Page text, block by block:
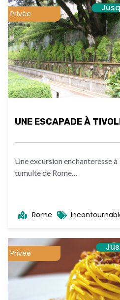
Privée
UNE ESCAPADE À
Une excursion enchanteresse
tumulte de Rome…
Rome
Privée